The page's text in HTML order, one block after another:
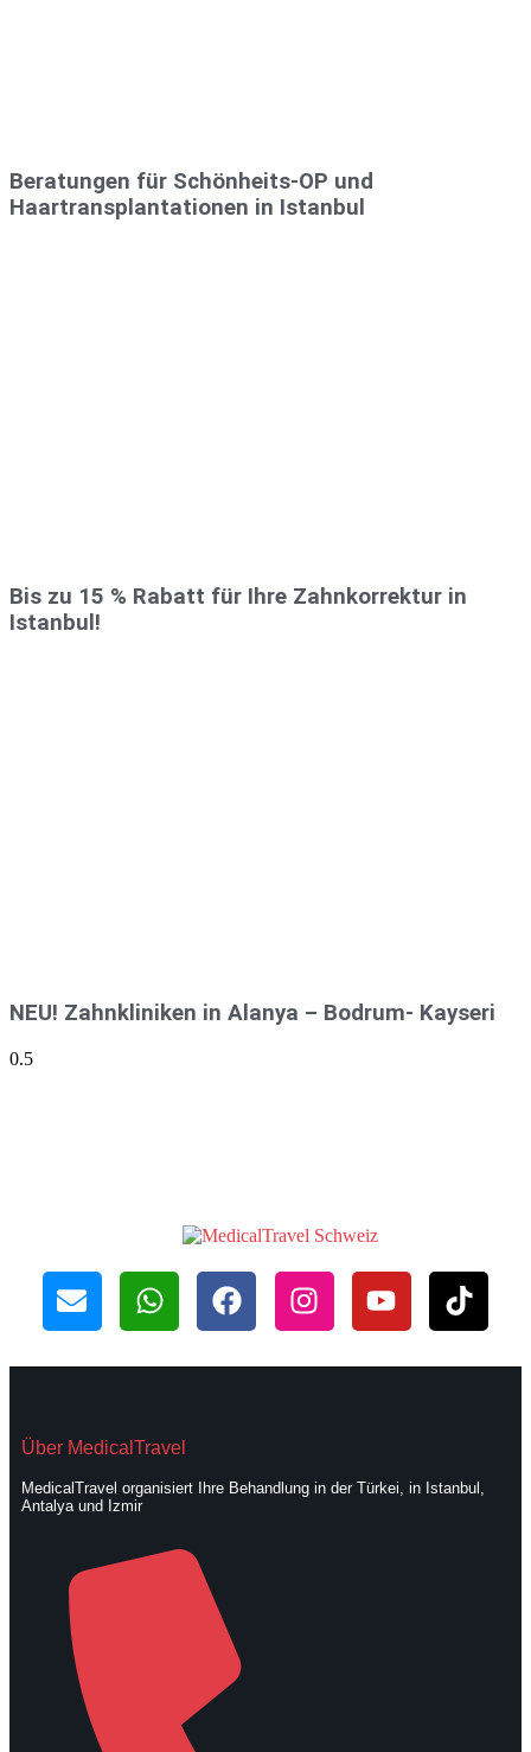
Beratungen für Schönheits-OP und
Haartransplantationen in Istanbul
Bis zu 15 % Rabatt für Ihre Zahnkorrektur in
Istanbul!
NEU! Zahnkliniken in Alanya – Bodrum- Kayseri
Über MedicalTravel
MedicalTravel organisiert Ihre Behandlung in der Türkei, in Istanbul,
Antalya und Izmir